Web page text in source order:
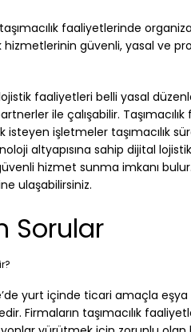
faaliyetlerinde
hizmetlerinin güvenli, yasal ve
faaliyetleri belli yasal
ile çalışabilir.
isteyen işletmeler taşımacılık
altyapısına sahip dijital
hizmet sunma imkanı
ulaşabilirsiniz.
Sorular
yurt içinde ticari amaçla
Firmaların taşımacılık